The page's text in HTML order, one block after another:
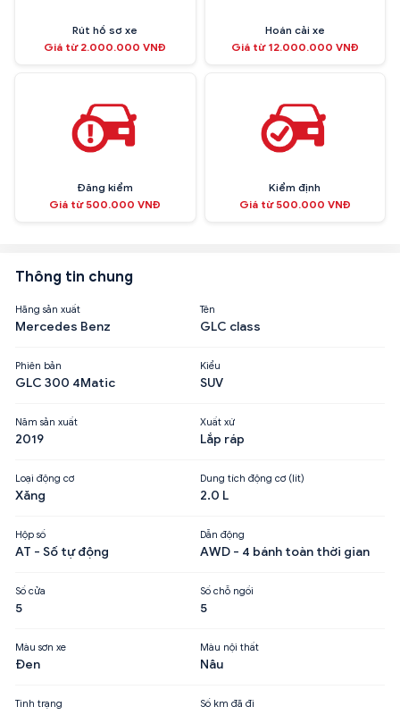
Rút hồ sơ xe
Giá từ 2.000.000 VNĐ
Hoán cải xe
Giá từ 12.000.000 VNĐ
Đăng kiểm
Giá từ 500.000 VNĐ
Kiểm định
Giá từ 500.000 VNĐ
Thông tin chung
Hãng sản xuất
Mercedes Benz
Tên
GLC class
Phiên bản
GLC 300 4Matic
Kiểu
SUV
Năm sản xuất
2019
Xuất xứ
Lắp ráp
Loại động cơ
Xăng
Dung tích động cơ (lít)
2.0 L
Hộp số
AT - Số tự động
Dẫn động
AWD - 4 bánh toàn thời gian
Số cửa
5
Số chỗ ngồi
5
Màu sơn xe
Đen
Màu nội thất
Nâu
Tình trạng Số km đã đi